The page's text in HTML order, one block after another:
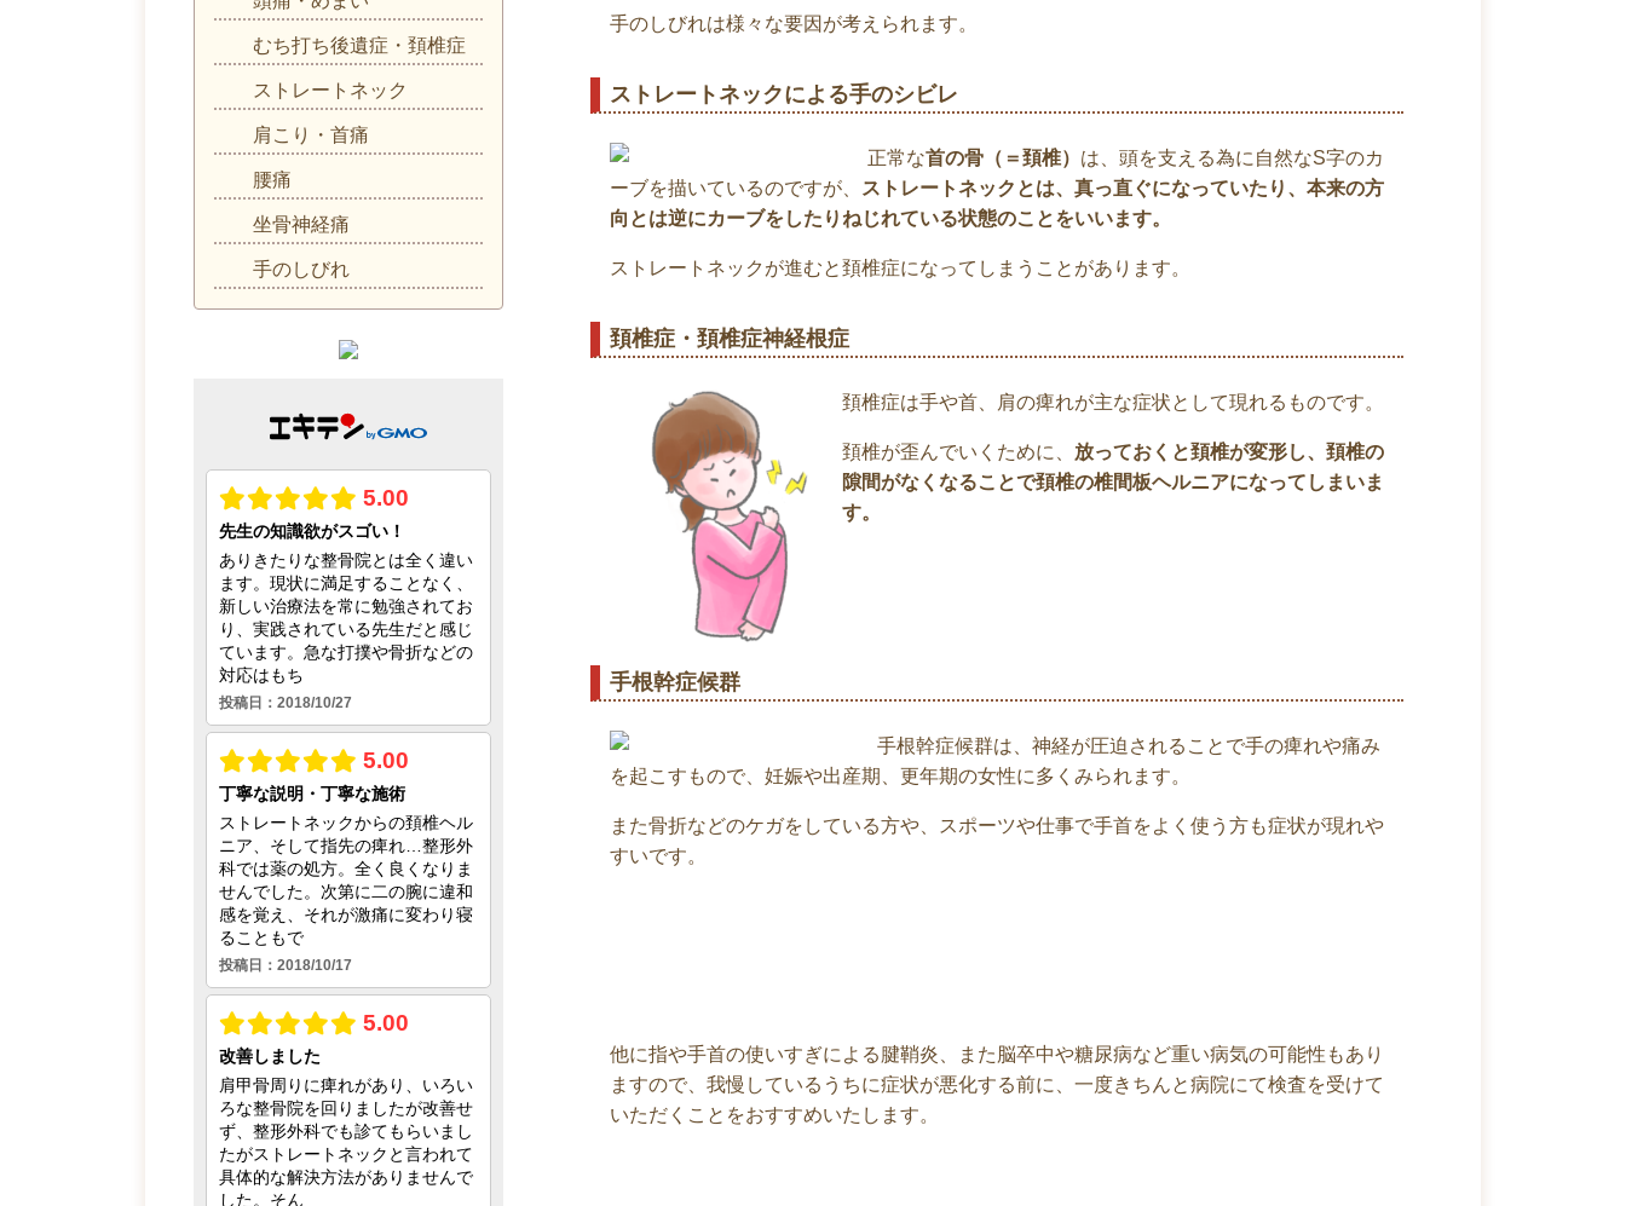
手のしびれは様々な要因が考えられます。
ストレートネックによる手のシビレ
正常な首の骨（＝頚椎） は、頭を支える為に自然なS字のカ
ーブを描いているのですが、
ストレートネックとは、真っ直ぐになっていたり、本来の方
向とは逆にカーブをしたりねじれている状態のことをいいます。
ストレートネックが進むと頚椎症になってしまうことがあります。
頚椎症・頚椎症神経根症
頚椎症は手や首、肩の痺れが主な症状として現れるものです。
頚椎が歪んでいくために、 放っておくと頚椎が変形し、頚椎の
隙間がなくなることで頚椎の椎間板ヘルニアになってしまいま
す。
手根幹症候群
手根幹症候群は、神経が圧迫されることで手の痺れや痛み
を起こすもので、妊娠や出産期、更年期の女性に多くみられます。
また骨折などのケガをしている方や、スポーツや仕事で手首をよく使う方も症状が現れや
すいです。
他に指や手首の使いすぎによる腱鞘炎、また脳卒中や糖尿病など重い病気の可能性もあり
ますので、我慢しているうちに症状が悪化する前に、一度きちんと病院にて検査を受けて
いただくことをおすすめいたします。
むち打ち後遺症・頚椎症
ストレートネック
肩こり・首痛
腰痛
坐骨神経痛
手のしびれ